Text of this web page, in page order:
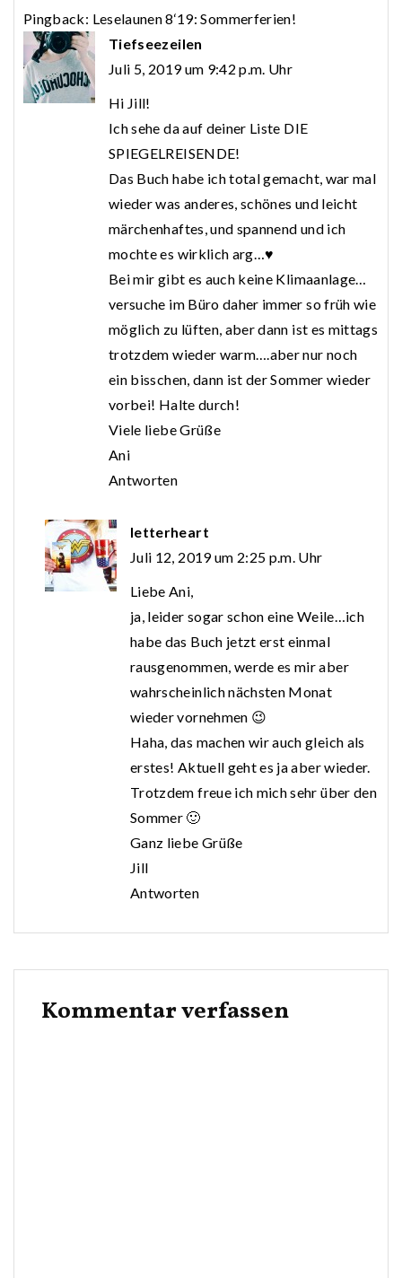
Pingback: Leselaunen 8‘19: Sommerferien!
Tiefseezeilen
Juli 5, 2019 um 9:42 p.m. Uhr
Hi Jill!
Ich sehe da auf deiner Liste DIE
SPIEGELREISENDE!
Das Buch habe ich total gemacht, war mal
wieder was anderes, schönes und leicht
märchenhaftes, und spannend und ich
mochte es wirklich arg…♥
Bei mir gibt es auch keine Klimaanlage…
versuche im Büro daher immer so früh wie
möglich zu lüften, aber dann ist es mittags
trotzdem wieder warm….aber nur noch
ein bisschen, dann ist der Sommer wieder
vorbei! Halte durch!
Viele liebe Grüße
Ani
Antworten
letterheart
Juli 12, 2019 um 2:25 p.m. Uhr
Liebe Ani,
ja, leider sogar schon eine Weile…ich
habe das Buch jetzt erst einmal
rausgenommen, werde es mir aber
wahrscheinlich nächsten Monat
wieder vornehmen 😉
Haha, das machen wir auch gleich als
erstes! Aktuell geht es ja aber wieder.
Trotzdem freue ich mich sehr über den
Sommer 🙂
Ganz liebe Grüße
Jill
Antworten
Kommentar verfassen